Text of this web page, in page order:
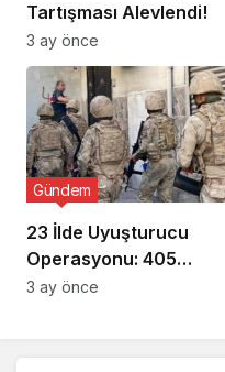
Tartışması Alevlendi!
3 ay önce
23 İlde Uyuşturucu
Operasyonu: 405
Gözaltı!
Gündem
3 ay önce